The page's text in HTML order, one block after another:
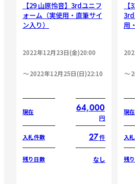
【29 山原怜音】3rdユニフ
ォーム（実使用・直筆サイ
ン入り）
2022年12月23日(金)20:00
2022年12月25日(日)22:10
現在 64,000
円
入札件数 27件
残り日数 なし
用
現在
入
残